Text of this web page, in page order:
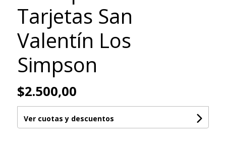
Tarjetas San
Valentín Los
Simpson
$2.500,00
Ver cuotas y descuentos